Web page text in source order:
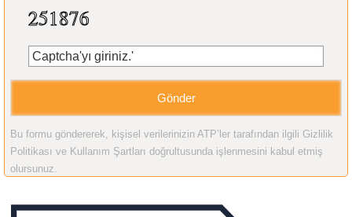
Bu formu göndererek, kişisel verilerinizin ATP’ler tarafından ilgili Gizlilik
Politikası ve Kullanım Şartları doğrultusunda işlenmesini kabul etmiş
olursunuz.